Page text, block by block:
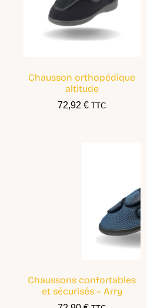
Chausson orthopédique
altitude
72,92€ TTC
Chaussons confortables
et sécurisés – Arry